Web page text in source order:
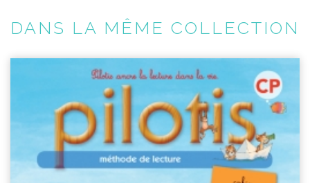
DANS LA MÊME COLLECTION